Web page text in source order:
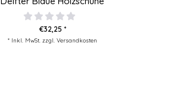
€32,25 *
* Inkl. MwSt. zzgl. Versandkosten